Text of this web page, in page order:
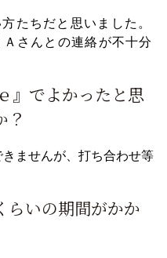
たちだと思いました。
さんとの連絡が不十分
』でよかったと思
？
きませんが、打ち合わせ等
らいの期間がかか